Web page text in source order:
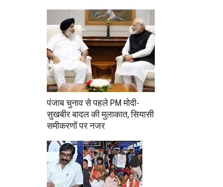
पंजाब चुनाव से पहले PM मोदी-
सुखबीर बादल की मुलाकात, सियासी
समीकरणों पर नजर